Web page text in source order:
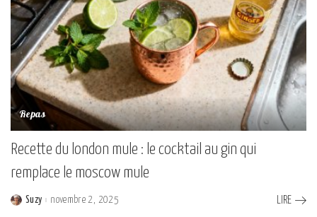
Repas
Recette du london mule : le cocktail au gin qui
remplace le moscow mule
Posted
Suzy novembre 2, 2025 LIRE